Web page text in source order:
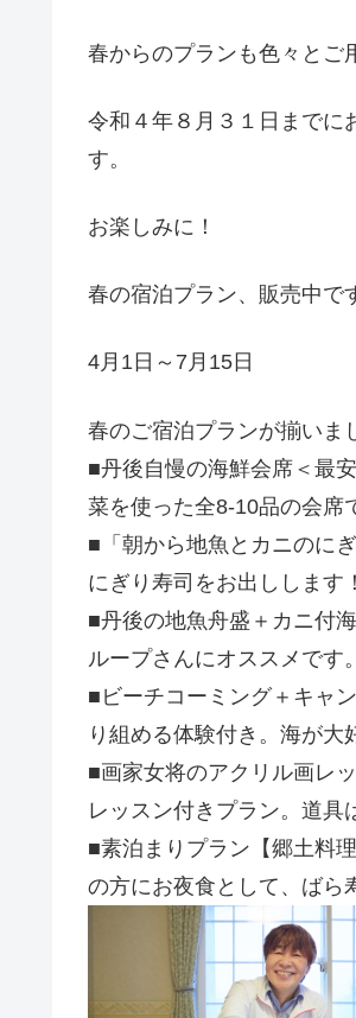
春からのプランも色々とご
令和４年８月３１日までに
す。
お楽しみに！
春の宿泊プラン、販売中で
4月1日～7月15日
春のご宿泊プランが揃いま
■丹後自慢の海鮮会席＜最
菜を使った全8-10品の会席
■「朝から地魚とカニのに
にぎり寿司をお出ししま
■丹後の地魚舟盛＋カニ付
ループさんにオススメです。
■ビーチコーミング＋キャ
り組める体験付き。海が大
■画家女将のアクリル画レ
レッスン付きプラン。道具
■素泊まりプラン【郷土料
の方にお夜食として、ばら